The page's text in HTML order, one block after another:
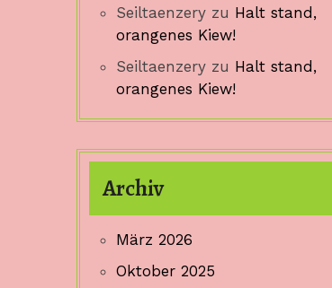
Seiltaenzery zu Halt stand,
orangenes Kiew!
Seiltaenzery zu Halt stand,
orangenes Kiew!
Archiv
März 2026
Oktober 2025